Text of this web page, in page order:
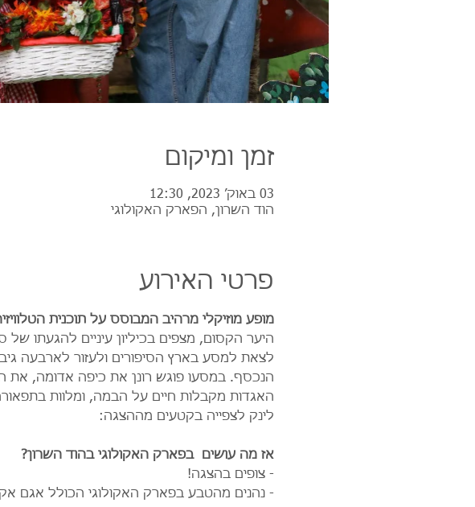
זמן ומיקום
03 באוק׳ 2023, 12:30
הוד השרון, הפארק האקולוגי
פרטי האירוע
מופע מוזיקלי מרהיב המבוסס על תוכנית
היער הקסום, מצפים בכיליון עיניים להגעתו
לצאת למסע בארץ הסיפורים ולעזור לארבעה
הנכסף. במסעו פוגש רונן את כיפה אדומה,
האגדות מקבלות חיים על הבמה, ומלוות
לינק לצפייה בקטעים מההצגה:
אז מה עושים  בפארק האקולוגי בהוד השרון?
- צופים בהצגה!
- נהנים מהטבע בפארק האקולוגי הכולל אגם